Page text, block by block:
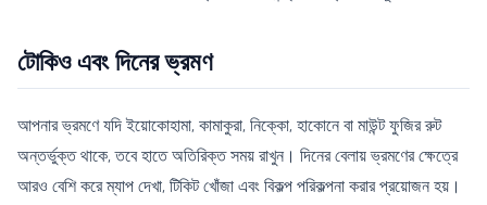
টোকিও এবং দিনের ভ্রমণ
আপনার ভ্রমণে যদি ইয়োকোহামা, কামাকুরা, নিক্কো, হাকোনে বা মাউন্ট ফুজির রুট
অন্তর্ভুক্ত থাকে, তবে হাতে অতিরিক্ত সময় রাখুন। দিনের বেলায় ভ্রমণের ক্ষেত্রে
আরও বেশি করে ম্যাপ দেখা, টিকিট খোঁজা এবং বিকল্প পরিকল্পনা করার প্রয়োজন হয়।